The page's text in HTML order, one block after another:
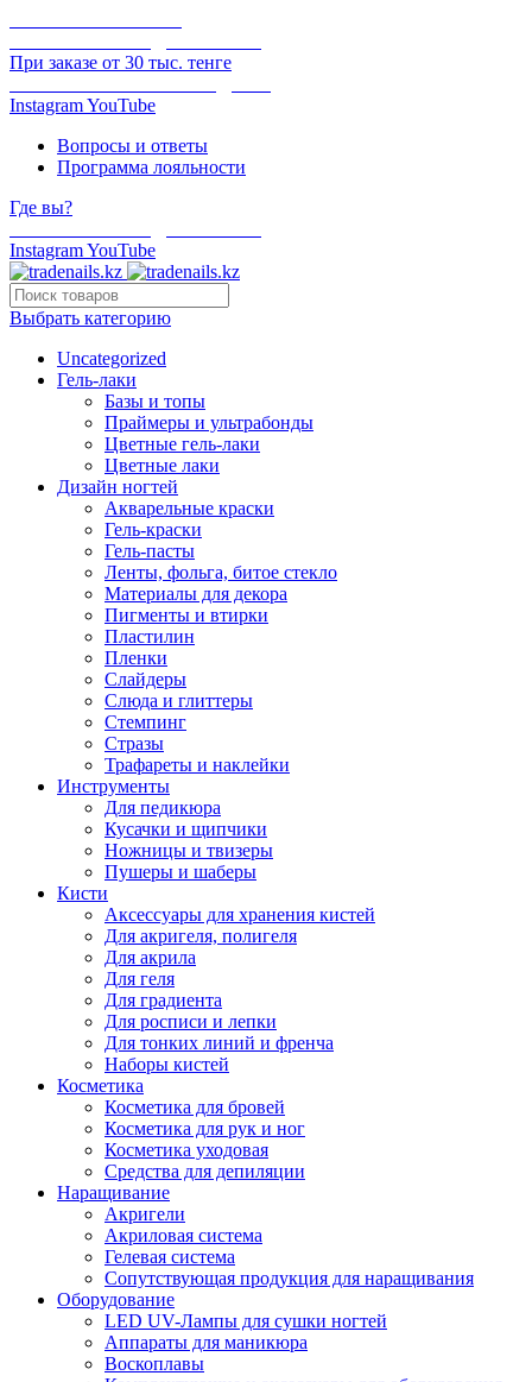
При заказе от 30 тыс. тенге
InstagramYouTube
Вопросы и ответы
Программа лояльности
Где вы?
InstagramYouTube
Выбрать категорию
Uncategorized
Гель-лаки
Базы и топы
Праймеры и ультрабонды
Цветные гель-лаки
Цветные лаки
Дизайн ногтей
Акварельные краски
Гель-краски
Гель-пасты
Ленты, фольга, битое стекло
Материалы для декора
Пигменты и втирки
Пластилин
Пленки
Слайдеры
Слюда и глиттеры
Стемпинг
Стразы
Трафареты и наклейки
Инструменты
Для педикюра
Кусачки и щипчики
Ножницы и твизеры
Пушеры и шаберы
Кисти
Аксессуары для хранения кистей
Для акригеля, полигеля
Для акрила
Для геля
Для градиента
Для росписи и лепки
Для тонких линий и френча
Наборы кистей
Косметика
Косметика для бровей
Косметика для рук и ног
Косметика уходовая
Средства для депиляции
Наращивание
Акригели
Акриловая система
Гелевая система
Сопутствующая продукция для наращивания
Оборудование
LED UV-Лампы для сушки ногтей
Аппараты для маникюра
Воскоплавы